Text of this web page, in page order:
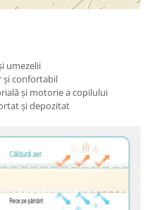
umezelii
și confortabil
și motorie a copilului
și depozitat